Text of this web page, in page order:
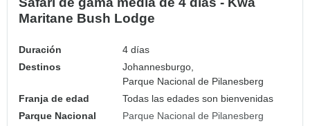
Maritane Bush Lodge
Duración
4 días
Destinos
Johannesburgo,
Parque Nacional de Pilanesberg
Franja de edad
Todas las edades son bienvenidas
Parque Nacional
Parque Nacional de Pilanesberg